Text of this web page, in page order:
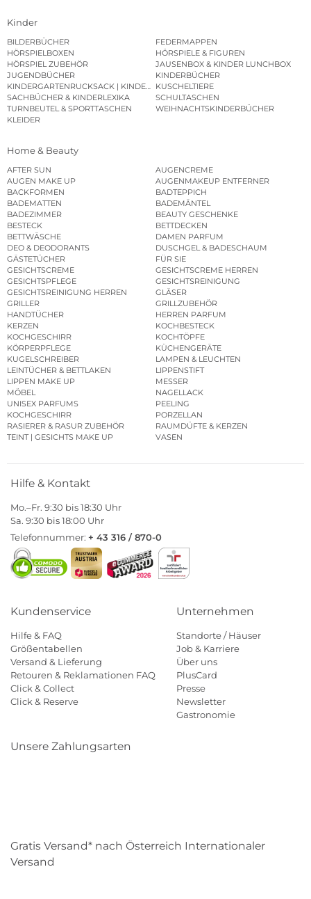
Kinder
BILDERBÜCHER
FEDERMAPPEN
HÖRSPIELBOXEN
HÖRSPIELE & FIGUREN
HÖRSPIEL ZUBEHÖR
JAUSENBOX & KINDER LUNCHBOX
JUGENDBÜCHER
KINDERBÜCHER
KINDERGARTENRUCKSACK | KINDERGARTENBEUTEL
KUSCHELTIERE
SACHBÜCHER & KINDERLEXIKA
SCHULTASCHEN
TURNBEUTEL & SPORTTASCHEN
WEIHNACHTSKINDERBÜCHER
KLEIDER
Home & Beauty
AFTER SUN
AUGENCREME
AUGEN MAKE UP
AUGENMAKEUP ENTFERNER
BACKFORMEN
BADTEPPICH
BADEMATTEN
BADEMÄNTEL
BADEZIMMER
BEAUTY GESCHENKE
BESTECK
BETTDECKEN
BETTWÄSCHE
DAMEN PARFUM
DEO & DEODORANTS
DUSCHGEL & BADESCHAUM
GÄSTETÜCHER
FÜR SIE
GESICHTSCREME
GESICHTSCREME HERREN
GESICHTSPFLEGE
GESICHTSREINIGUNG
GESICHTSREINIGUNG HERREN
GLÄSER
GRILLER
GRILLZUBEHÖR
HANDTÜCHER
HERREN PARFUM
KERZEN
KOCHBESTECK
KOCHGESCHIRR
KOCHTÖPFE
KÖRPERPFLEGE
KÜCHENGERÄTE
KUGELSCHREIBER
LAMPEN & LEUCHTEN
LEINTÜCHER & BETTLAKEN
LIPPENSTIFT
LIPPEN MAKE UP
MESSER
MÖBEL
NAGELLACK
UNISEX PARFUMS
PEELING
KOCHGESCHIRR
PORZELLAN
RASIERER & RASUR ZUBEHÖR
RAUMDÜFTE & KERZEN
TEINT | GESICHTS MAKE UP
VASEN
Hilfe & Kontakt
Mo.–Fr. 9:30 bis 18:30 Uhr
Sa. 9:30 bis 18:00 Uhr
Telefonnummer: + 43 316 / 870-0
Kundenservice
Hilfe & FAQ
Größentabellen
Versand & Lieferung
Retouren & Reklamationen FAQ
Click & Collect
Click & Reserve
Unternehmen
Standorte / Häuser
Job & Karriere
Über uns
PlusCard
Presse
Newsletter
Gastronomie
Unsere Zahlungsarten
Gratis Versand* nach Österreich Internationaler
Versand